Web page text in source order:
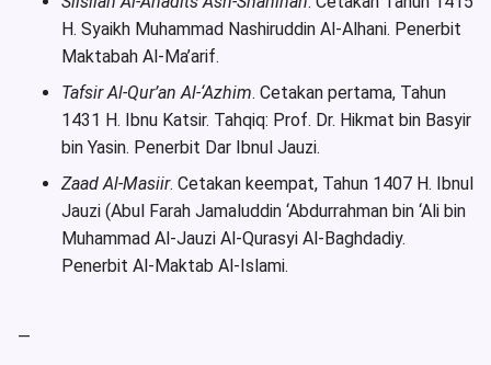
H. Syaikh Muhammad Nashiruddin Al-Alhani. Penerbit
Maktabah Al-Ma’arif.
Tafsir Al-Qur’an Al-‘Azhim. Cetakan pertama, Tahun
1431 H. Ibnu Katsir. Tahqiq: Prof. Dr. Hikmat bin Basyir
bin Yasin. Penerbit Dar Ibnul Jauzi.
Zaad Al-Masiir. Cetakan keempat, Tahun 1407 H. Ibnul
Jauzi (Abul Farah Jamaluddin ‘Abdurrahman bin ‘Ali bin
Muhammad Al-Jauzi Al-Qurasyi Al-Baghdadiy.
Penerbit Al-Maktab Al-Islami.
—